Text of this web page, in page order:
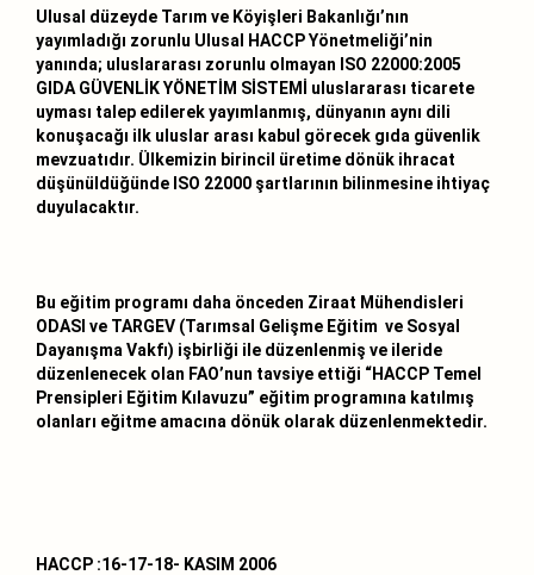
Ulusal düzeyde Tarım ve Köyişleri Bakanlığı’nın
yayımladığı zorunlu Ulusal HACCP Yönetmeliği’nin
yanında; uluslararası zorunlu olmayan ISO 22000:2005
GIDA GÜVENLİK YÖNETİM SİSTEMİ uluslararası ticarete
uyması talep edilerek yayımlanmış, dünyanın aynı dili
konuşacağı ilk uluslar arası kabul görecek gıda güvenlik
mevzuatıdır. Ülkemizin birincil üretime dönük ihracat
düşünüldüğünde ISO 22000 şartlarının bilinmesine ihtiyaç
duyulacaktır.
Bu eğitim programı daha önceden Ziraat Mühendisleri
ODASI ve TARGEV (Tarımsal Gelişme Eğitim ve Sosyal
Dayanışma Vakfı) işbirliği ile düzenlenmiş ve ileride
düzenlenecek olan FAO’nun tavsiye ettiği “HACCP Temel
Prensipleri Eğitim Kılavuzu” eğitim programına katılmış
olanları eğitme amacına dönük olarak düzenlenmektedir.
HACCP :16-17-18- KASIM 2006